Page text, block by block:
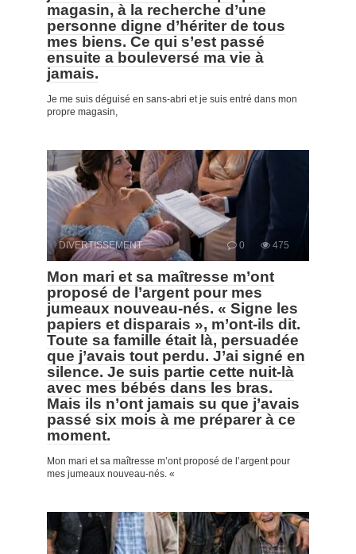
magasin, à la recherche d’une
personne digne d’hériter de tous
mes biens. Ce qui s’est passé
ensuite a bouleversé ma vie à
jamais.
Je me suis déguisé en sans-abri et je suis entré dans mon
propre magasin,
DIVERTISSEMENT 0 475
Mon mari et sa maîtresse m’ont
proposé de l’argent pour mes
jumeaux nouveau-nés. « Signe les
papiers et disparais », m’ont-ils dit.
Toute sa famille était là, persuadée
que j’avais tout perdu. J’ai signé en
silence. Je suis partie cette nuit-là
avec mes bébés dans les bras.
Mais ils n’ont jamais su que j’avais
passé six mois à me préparer à ce
moment.
Mon mari et sa maîtresse m’ont proposé de l’argent pour
mes jumeaux nouveau-nés. «